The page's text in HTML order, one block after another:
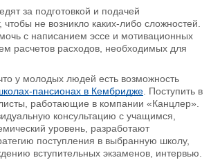
за подготовкой и подачей
не возникло каких-либо сложностей.
с написанием эссе и мотивационных
расчетов расходов, необходимых для
у молодых людей есть возможность
пансионах в Кембридже. Поступить в
работающие в компании «Канцлер».
консультацию с учащимся,
уровень, разработают
поступления в выбранную школу,
вступительных экзаменов, интервью.